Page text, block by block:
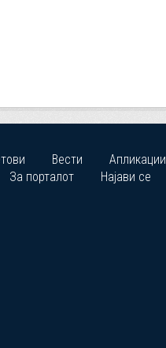
Вести Апликации
За порталот Најави се